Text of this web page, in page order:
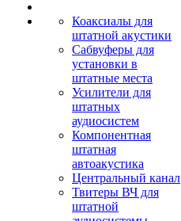
Коаксиалы для
штатной акустики
Сабвуферы для
установки в
штатные места
Усилители для
штатных
аудиосистем
Компонентная
штатная
автоакустика
Центральный канал
Твитеры ВЧ для
штатной